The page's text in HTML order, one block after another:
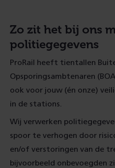
Zo zit het bij ons
politiegegevens
ProRail heeft tientallen
Opsporingsambtenaren
ook voor jouw (én onze)
in de stations.
Wij verwerken
spoor te verhogen door
en/of verstoringen van de
bijvoorbeeld onbevoegden